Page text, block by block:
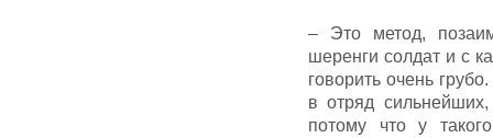
– Это метод,
шеренги солдат и с
говорить очень
в отряд
потому что у